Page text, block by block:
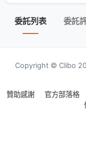
委託列表 委託
Copyright © Clibo
贊助感謝 官方部落格